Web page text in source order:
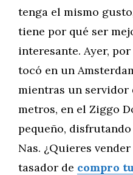
tenga el mismo
tiene por qué ser
interesante. Ayer,
tocó en un
mientras un servidor
metros, en el Ziggo
pequeño,
Nas. ¿Quieres
tasador de compro